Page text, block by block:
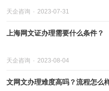
天企咨询 2023-07-31
上海网文证办理需要什么条件？
天企咨询 2023-08-04
文网文办理难度高吗？流程怎么